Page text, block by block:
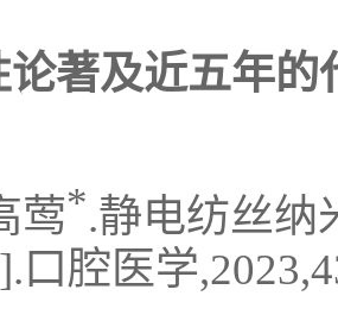
著及近五年的
莺*.静电纺丝纳
口腔医学